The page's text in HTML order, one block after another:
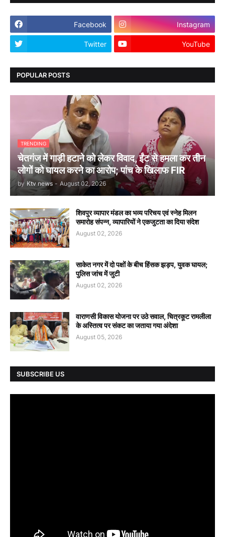
Facebook Instagram
Twitter YouTube
POPULAR POSTS
TRENDING
चेतगंज में गाड़ी हटाने को लेकर विवाद, ईंट से हमला कर तीन
लोगों को घायल करने का आरोप; पांच के खिलाफ FIR
by Ktv news - August 02, 2026
शिवपुर व्यापार मंडल का भव्य परिचय एवं स्नेह मिलन
समारोह संपन्न, व्यापारियों ने एकजुटता का दिया संदेश
August 02, 2026
साकेत नगर में दो पक्षों के बीच हिंसक झड़प, युवक घायल;
पुलिस जांच में जुटी
August 02, 2026
वाराणसी विकास योजना पर उठे सवाल, चित्रकूट रामलीला
के अस्तित्व पर संकट का जताया गया अंदेशा
August 05, 2026
SUBSCRIBE US